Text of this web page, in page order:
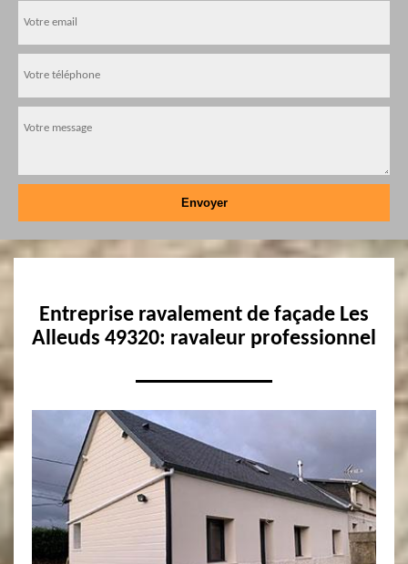
Entreprise ravalement de façade Les
Alleuds 49320: ravaleur professionnel